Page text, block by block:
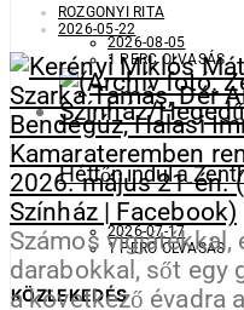
2026-08-05
1 PERC OLVASÁS
Hétfőn indul a
2026-07-17
1 PERC OLVASÁS
KÖZLEKEDÉS
ROZGONYI RITA
2026-05-22
Számos
darabokkal, sőt egy
a következő évadra